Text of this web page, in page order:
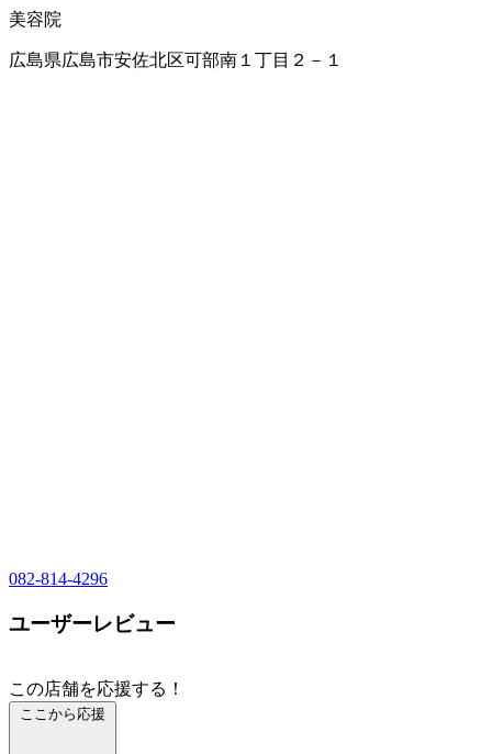
美容院
広島県広島市安佐北区可部南１丁目２－１
082-814-4296
ユーザーレビュー
この店舗を応援する！
ここから応援